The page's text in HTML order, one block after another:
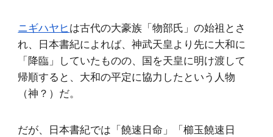
ニギハヤヒは古代の大豪族「物部氏」の始祖とさ
れ、日本書紀によれば、神武天皇より先に大和に
「降臨」していたものの、国を天皇に明け渡して
帰順すると、大和の平定に協力したという人物
（神？）だ。
だが、日本書紀では「饒速日命」「櫛玉饒速日